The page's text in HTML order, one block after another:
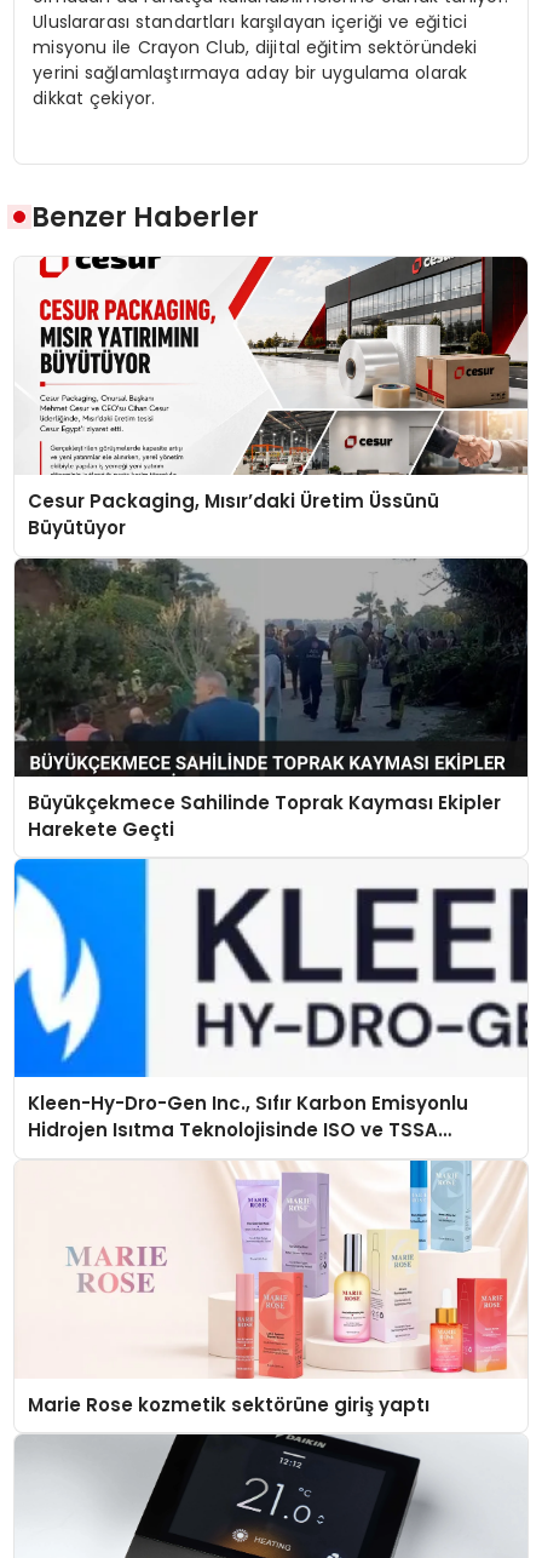
Uluslararası standartları karşılayan içeriği ve eğitici
misyonu ile Crayon Club, dijital eğitim sektöründeki
yerini sağlamlaştırmaya aday bir uygulama olarak
dikkat çekiyor.
Benzer Haberler
Cesur Packaging, Mısır’daki Üretim Üssünü
Büyütüyor
Büyükçekmece Sahilinde Toprak Kayması Ekipler
Harekete Geçti
Kleen-Hy-Dro-Gen Inc., Sıfır Karbon Emisyonlu
Hidrojen Isıtma Teknolojisinde ISO ve TSSA
Düzenleyici Onaylarını Aldı
Marie Rose kozmetik sektörüne giriş yaptı